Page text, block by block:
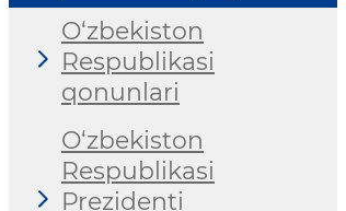
O‘zbekiston
Respublikasi
qonunlari
O‘zbekiston
Respublikasi
Prezidenti